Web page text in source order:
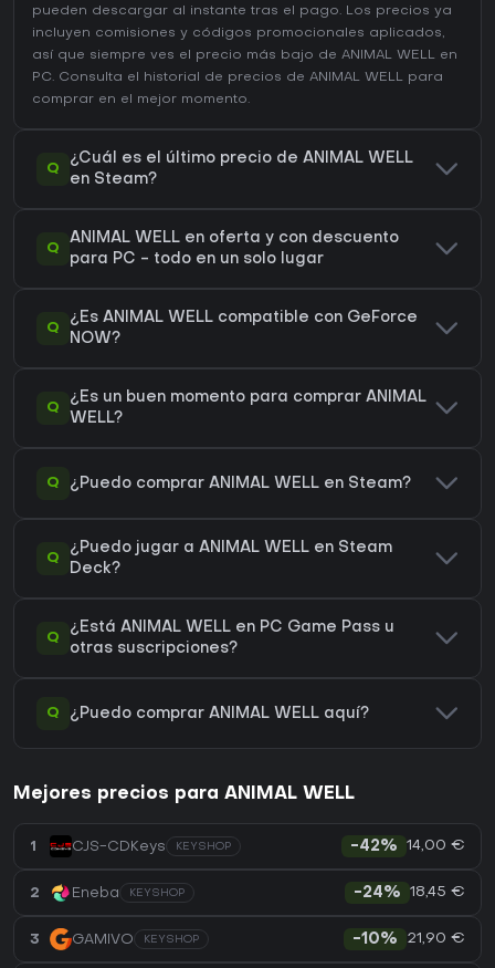
pueden descargar al instante tras el pago. Los precios ya
incluyen comisiones y códigos promocionales aplicados,
así que siempre ves el precio más bajo de ANIMAL WELL en
PC. Consulta el historial de precios de ANIMAL WELL para
comprar en el mejor momento.
Q
¿Cuál es el último precio de ANIMAL WELL
en Steam?
Q
ANIMAL WELL en oferta y con descuento
para PC - todo en un solo lugar
Q
¿Es ANIMAL WELL compatible con GeForce
NOW?
Q
¿Es un buen momento para comprar ANIMAL
WELL?
Q ¿Puedo comprar ANIMAL WELL en Steam?
Q
¿Puedo jugar a ANIMAL WELL en Steam
Deck?
Q
¿Está ANIMAL WELL en PC Game Pass u
otras suscripciones?
Q ¿Puedo comprar ANIMAL WELL aquí?
Mejores precios para ANIMAL WELL
1 CJS-CDKeys KEYSHOP -42% 14,00 €
2 Eneba KEYSHOP -24% 18,45 €
3 GAMIVO KEYSHOP -10% 21,90 €